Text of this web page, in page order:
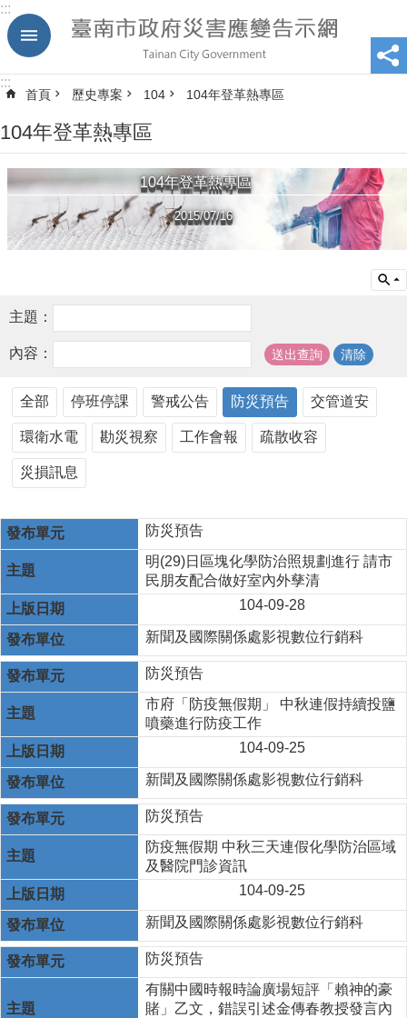
跳到主要內容區塊
:::
:::
首頁 歷史專案 104 104年登革熱專區
104年登革熱專區
104年登革熱專區
2015/07/16
主題：
內容：
全部 停班停課 警戒公告 防災預告 交管道安
環衛水電 勘災視察 工作會報 疏散收容
災損訊息
防災預告
明(29)日區塊化學防治照規劃進行 請市
民朋友配合做好室內外孳清
104-09-28
新聞及國際關係處影視數位行銷科
防災預告
市府「防疫無假期」 中秋連假持續投鹽
噴藥進行防疫工作
104-09-25
新聞及國際關係處影視數位行銷科
防災預告
防疫無假期 中秋三天連假化學防治區域
及醫院門診資訊
104-09-25
新聞及國際關係處影視數位行銷科
防災預告
有關中國時報時論廣場短評「賴神的豪
賭」乙文，錯誤引述金傳春教授發言內